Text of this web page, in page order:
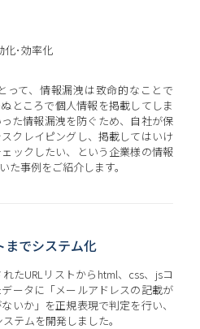
化･効率化
って、情報漏洩は致命的なことで
ところで個人情報を掲載してしま
た情報漏洩を防ぐため、自社が保
クレイピングし、掲載してはいけ
ックしたい、という企業様の情報
た事例をご紹介します。
までシステム化
たURLリストからhtml、css、jsコ
ータに「メールアドレスの記載が
いか」を正規表現で判定を行い、
テムを開発しました。